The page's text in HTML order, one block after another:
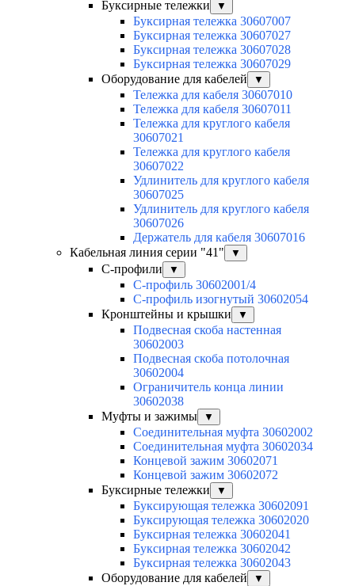
Буксирные тележки ▼
Буксирная тележка 30607007
Буксирная тележка 30607027
Буксирная тележка 30607028
Буксирная тележка 30607029
Оборудование для кабелей
▼
Тележка для кабеля 30607010
Тележка для кабеля 30607011
Тележка для круглого кабеля
30607021
Тележка для круглого кабеля
30607022
Удлинитель для круглого кабеля
30607025
Удлинитель для круглого кабеля
30607026
Держатель для кабеля 30607016
Кабельная линия серии "41"
▼
С-профили ▼
С-профиль 30602001/4
С-профиль изогнутый 30602054
Кронштейны и крышки
▼
Подвесная скоба настенная
30602003
Подвесная скоба потолочная
30602004
Ограничитель конца линии
30602038
Муфты и зажимы
▼
Соединительная муфта 30602002
Соединительная муфта 30602034
Концевой зажим 30602071
Концевой зажим 30602072
Буксирные тележки
▼
Буксирующая тележка 30602091
Буксирующая тележка 30602020
Буксирная тележка 30602041
Буксирная тележка 30602042
Буксирная тележка 30602043
Оборудование для кабелей
▼